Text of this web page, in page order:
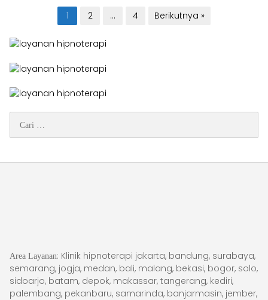
1 2 … 4 Berikutnya »
untuk:
Area Layanan: Klinik hipnoterapi jakarta, bandung, surabaya,
semarang, jogja, medan, bali, malang, bekasi, bogor, solo,
sidoarjo, batam, depok, makassar, tangerang, kediri,
palembang, pekanbaru, samarinda, banjarmasin, jember,